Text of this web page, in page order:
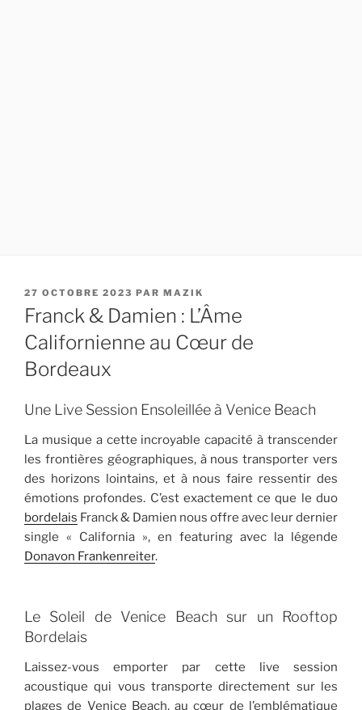
PUBLIÉ
LE
27 OCTOBRE 2023 PAR MAZIK
Franck & Damien : L’Âme
Californienne au Cœur de
Bordeaux
Une Live Session Ensoleillée à Venice Beach
La musique a cette incroyable capacité à transcender
les frontières géographiques, à nous transporter vers
des horizons lointains, et à nous faire ressentir des
émotions profondes. C’est exactement ce que le duo
bordelais Franck & Damien nous offre avec leur dernier
single « California », en featuring avec la légende
Donavon Frankenreiter.
Le Soleil de Venice Beach sur un Rooftop
Bordelais
Laissez-vous emporter par cette live session
acoustique qui vous transporte directement sur les
plages de Venice Beach, au cœur de l’emblématique